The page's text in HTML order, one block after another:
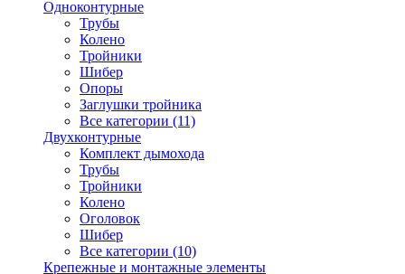
Одноконтурные
Трубы
Колено
Тройники
Шибер
Опоры
Заглушки тройника
Все категории (11)
Двухконтурные
Комплект дымохода
Трубы
Тройники
Колено
Оголовок
Шибер
Все категории (10)
Крепежные и монтажные элементы